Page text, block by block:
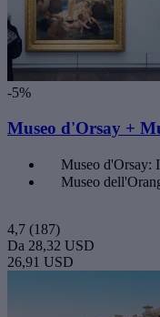
-5%
Museo d'Orsay +
Museo d'Orsay:
Museo
4,7 (187)
Da 28,32 USD
26,91 USD